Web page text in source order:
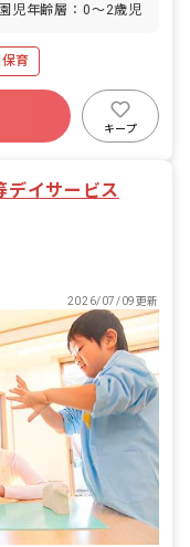
務や清掃等 ■園児年齢層：0～2歳児
育
キープ
デイサービス
2026/07/09更新